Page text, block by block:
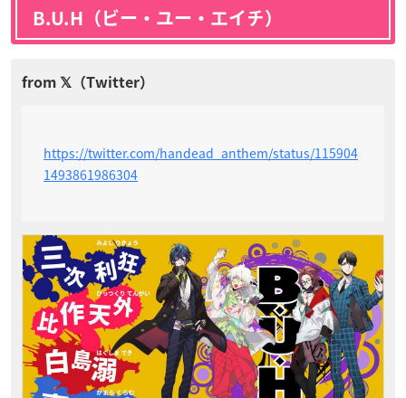
B.U.H（ビー・ユー・エイチ）
https://twitter.com/handead_anthem/status/115904
1493861986304